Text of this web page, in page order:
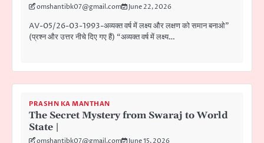
omshantibk07@gmail.com June 22, 2026
AV-05/26-03-1993-अव्यक्त वर्ष में लक्ष्य और लक्षण को समान बनाओ”
(प्रश्न और उत्तर नीचे दिए गए हैं) “अव्यक्त वर्ष में लक्ष्य…
PRASHN KA MANTHAN
The Secret Mystery from Swaraj to World
State |
omshantibk07@gmail.com June 15, 2026